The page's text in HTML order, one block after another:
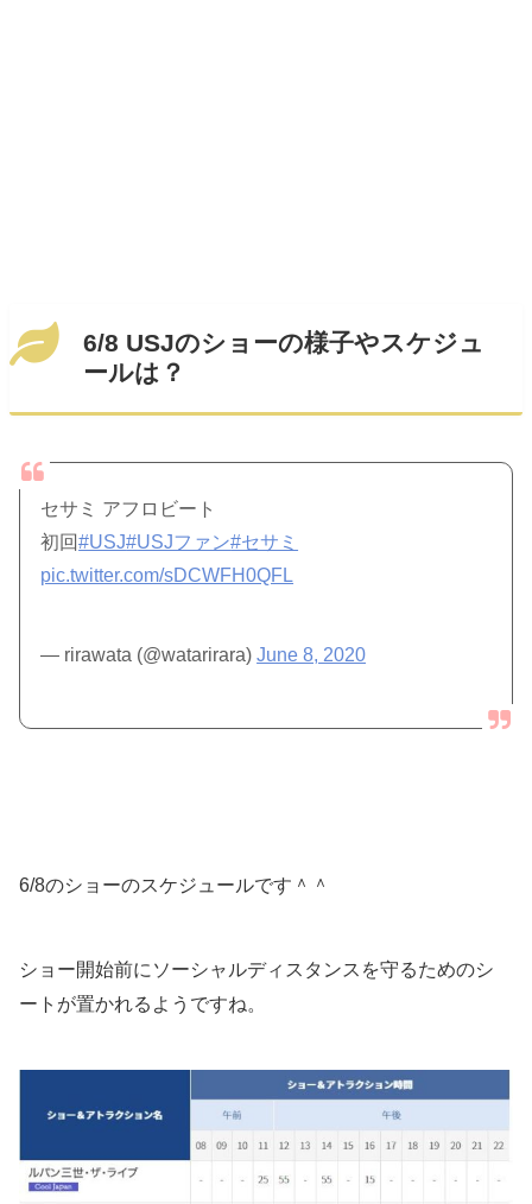
6/8 USJのショーの様子やスケジュ
ールは？
セサミ アフロビート
初回#USJ#USJファン#セサミ
pic.twitter.com/sDCWFH0QFL
— rirawata (@watarirara)June 8, 2020
6/8のショーのスケジュールです＾＾
ショー開始前にソーシャルディスタンスを守るためのシ
ートが置かれるようですね。